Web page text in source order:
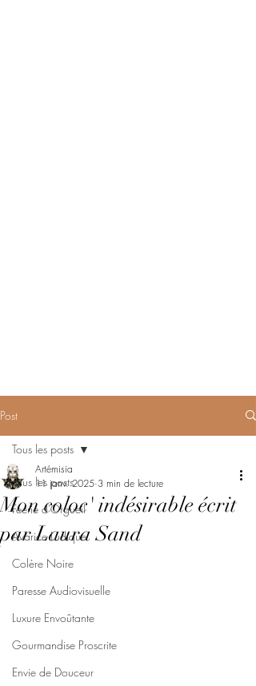
Post
Tous les posts
Féerie d'Orgueil
Avarice Ludique
Colère Noire
Paresse Audiovisuelle
Luxure Envoûtante
Gourmandise Proscrite
Envie de Douceur
Tous les posts
Mon coloc' indésirable écrit
par Laura Sand
Artémisia
11 janv. 2025 3 min de lecture